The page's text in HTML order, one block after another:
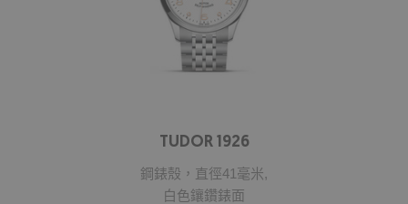
TUDOR 1926
鋼錶殼，直徑41毫米,
白色鑲鑽錶面